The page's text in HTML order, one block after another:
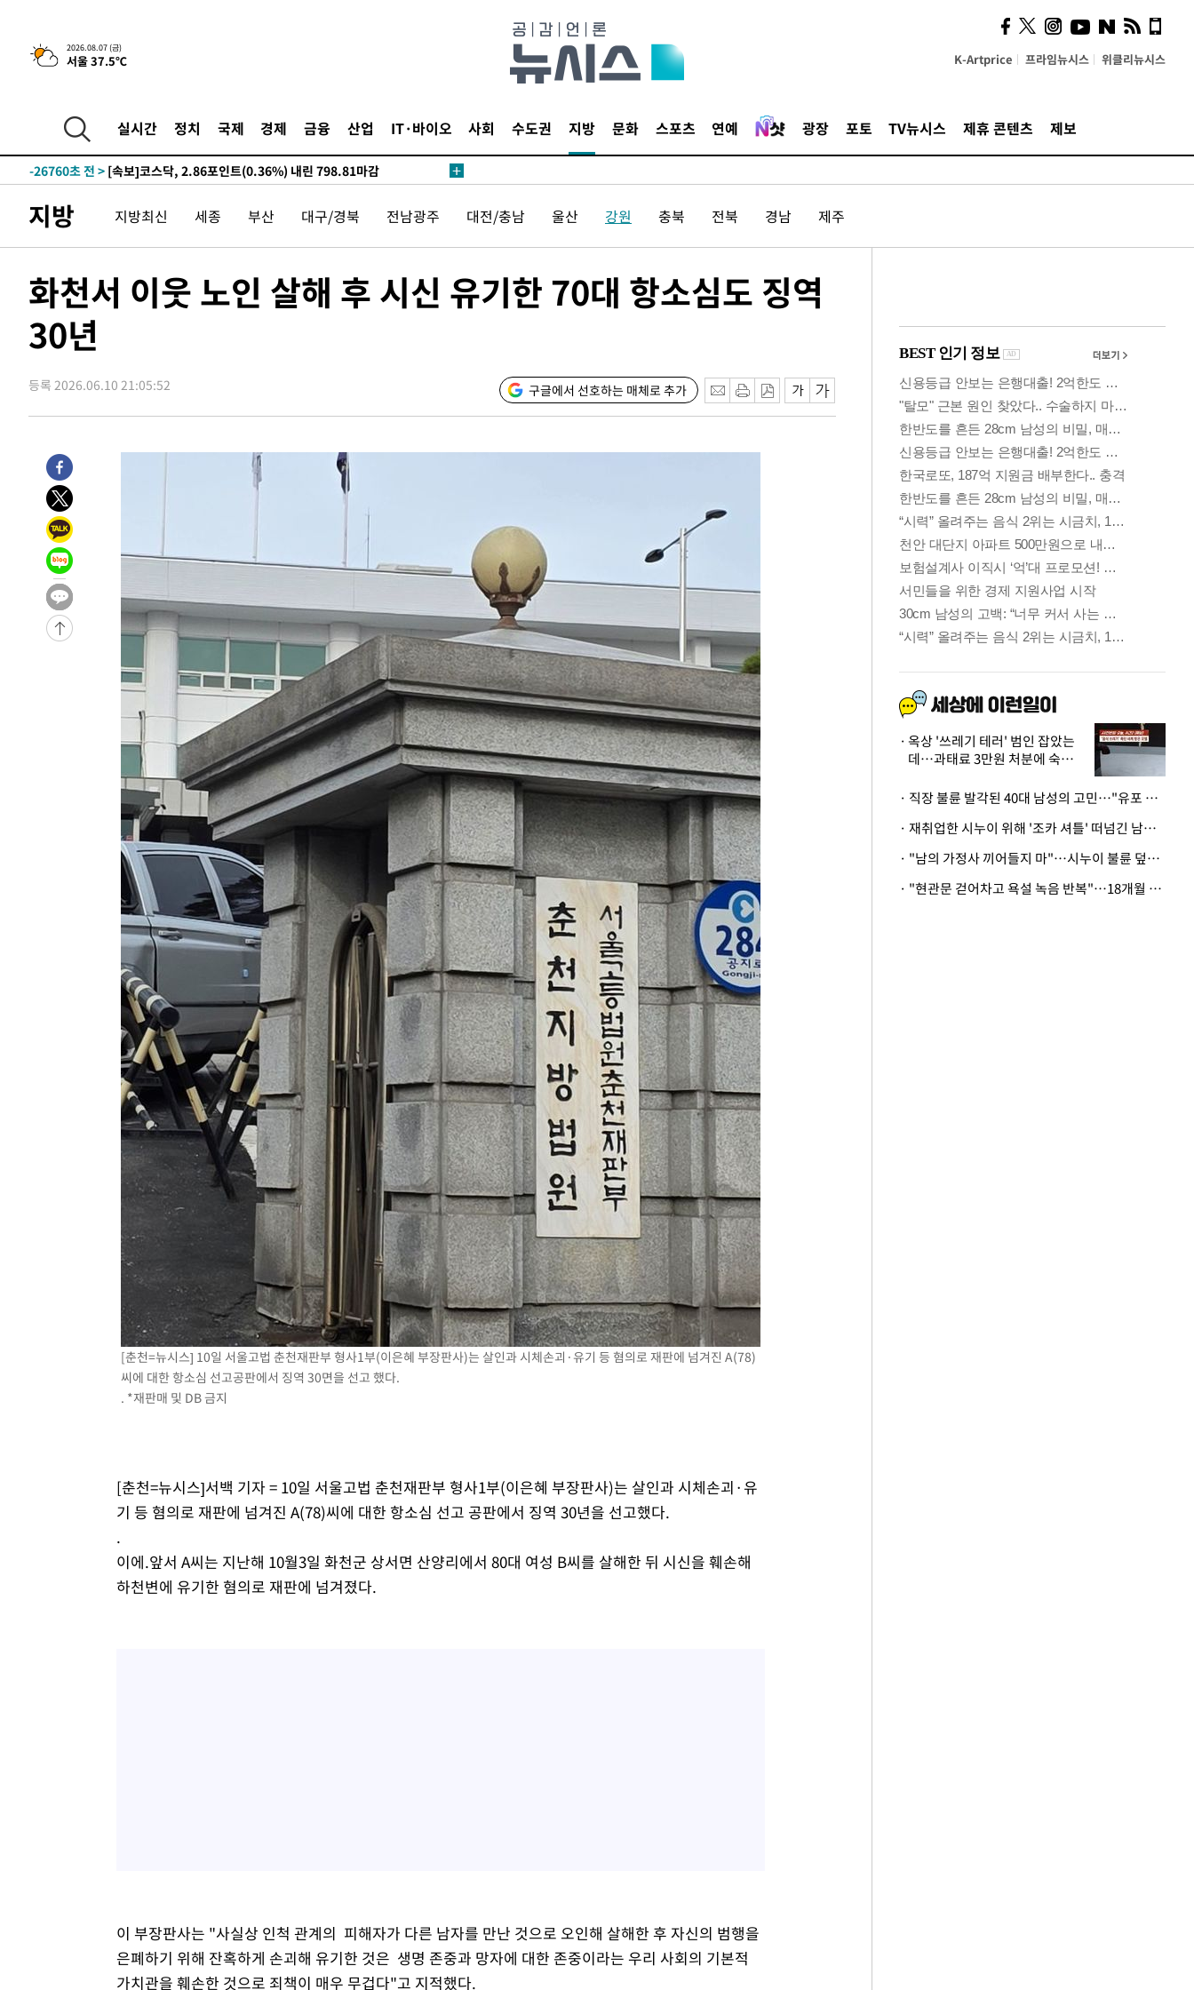
2026.08.07 (금)
서울 37.5℃ K-Artprice 프라임뉴시스 위클리뉴시스
실시간 정치 국제 경제 금융 산업 IT·바이오 사회 수도권 지방 문화 스포츠 연예 광장 포토 TV뉴시스 제휴 콘텐츠 제보
-3685초 전 > [속보]합수본, '투표율 허위 입력' 중앙·서울·경기도 선관위 등 9곳
-27773초 전 >
여자배구 이재영·이다영 자매, 아제르바이잔 투란VC 입단
-27026초 전 >
-26760초 전 > [속보]코스닥, 2.86포인트(0.36%) 내린 798.81마감
-26693초 전 >
[속보]원·달러 환율, 7.7원 내린 1416.1원 마감
-26582초 전 >[속보] 노원서 40.1도 관측…서울, 2018년 이후 첫 40도
-22545초 전 >외신들도 주목한 韓축구 파문…"국민적 공분에 수사 재개"
-22516초 전 >
-21538초 전 >
-13221초 전 >[속보] 7월 중국 수출 23.9%↑ 수입 27.5%↑…무역총액
25.3%↑
-10381초 전 >[속보]'채상병 순직 책임' 임성근, 항소심도 징역 3년
-6847초 전 >
민주 콩고 에볼라환자 4천명 돌파, 4053명 발생 1850명 사망
-6097초 전 >
[속보]'300억원대 사기 혐의' 차가원 대표 구속 송치
-5291초 전 >
"미 전국적 살모네라 식중독 원인은 멕시코산 할라피뇨"-- CDC
-3804초 전 >
[속보]경찰·노동부, HL만도 평택사업장 끼임 사망 관련 압수수색
-3685초 전 >
[속보]합수본, '투표율 허위 입력' 중앙·서울·경기도 선관위 등 9곳
압수수색
-30917초 전 >
SK하이닉스, 용인·청주 팹에 54조 투자…"AI 메모리 수요 선제 대
-27773초 전 >
여자배구 이재영·이다영 자매, 아제르바이잔 투란VC 입단
-27026초 전 >
외국인 심판 성 접대 7경기 들여다보니…한국 축구 '5승 2무'
[속보]코스닥, 2.86포인트(0.36%) 내린 798.81마감
[속보]코스피, 6200선 약보합…0.60% 내린 6258.77에 마쳐
[속보]원·달러 환율, 7.7원 내린 1416.1원 마감
[속보] 노원서 40.1도 관측…서울, 2018년 이후 첫 40도
[속보]종합특검, '계엄 수용공간 확보' 신용해 前교정본부장 기소
외신들도 주목한 韓축구 파문…"국민적 공분에 수사 재개"
11시간 압수수색에 성접대 파문까지…'쑥대밭' 된 축구협회
[속보]규제합리화위원회 부위원장에 김태유 서울대 공대 교수…이
[속보]국힘 윤리위, '돌려차기 발언' 진종오·서범수 징계 절차 개시
[속보] 7월 중국 수출 23.9%↑ 수입 27.5%↑…무역총액
[속보]'채상병 순직 책임' 임성근, 항소심도 징역 3년
[속보]종합특검, '관저이전 봐주기 감사' 유병호 구속기소
민주 콩고 에볼라환자 4천명 돌파, 4053명 발생 1850명 사망
[속보]'300억원대 사기 혐의' 차가원 대표 구속 송치
"미 전국적 살모네라 식중독 원인은 멕시코산 할라피뇨"-- CDC
[속보]경찰·노동부, HL만도 평택사업장 끼임 사망 관련 압수수색
[속보]합수본, '투표율 허위 입력' 중앙·서울·경기도 선관위 등 9곳
지방 지방최신 세종 부산 대구/경북 전남광주 대전/충남 울산 강원 충북 전북 경남 제주
화천서 이웃 노인 살해 후 시신 유기한 70대 항소심도 징역
30년
등록 2026.06.10 21:05:52 구글에서 선호하는 매체로 추가
[춘천=뉴시스] 10일 서울고법 춘천재판부 형사1부(이은혜 부장판사)는 살인과 시체손괴·유기 등 혐의로 재판에 넘겨진 A(78)
씨에 대한 항소심 선고공판에서 징역 30면을 선고 했다.
. *재판매 및 DB 금지
[춘천=뉴시스]서백 기자 = 10일 서울고법 춘천재판부 형사1부(이은혜 부장판사)는 살인과 시체손괴·유
기 등 혐의로 재판에 넘겨진 A(78)씨에 대한 항소심 선고 공판에서 징역 30년을 선고했다.
.
이에.앞서 A씨는 지난해 10월3일 화천군 상서면 산양리에서 80대 여성 B씨를 살해한 뒤 시신을 훼손해
하천변에 유기한 혐의로 재판에 넘겨졌다.
이 부장판사는 "사실상 인척 관계의 피해자가 다른 남자를 만난 것으로 오인해 살해한 후 자신의 범행을
은폐하기 위해 잔혹하게 손괴해 유기한 것은 생명 존중과 망자에 대한 존중이라는 우리 사회의 기본적
가치관을 훼손한 것으로 죄책이 매우 무겁다"고 지적했다.
시, 스마트폰 액세서리에
NFC 더했다
옥상 '쓰레기 테러' 범인 잡았는
데…과태료 3만원 처분에 숙박업
· 직장 불륜 발각된 40대 남성의 고민…"유포 동료 명예훼손·협박죄 고소 가능할까"
· 재취업한 시누이 위해 '조카 셔틀' 떠넘긴 남편…아내 "난 못한다"
· "남의 가정사 끼어들지 마"…시누이 불륜 덮으려는 남편에 억울한 아내
· "현관문 걷어차고 욕설 녹음 반복"…18개월 아기 키우는 집 뒤흔든 '앞집의 비극'